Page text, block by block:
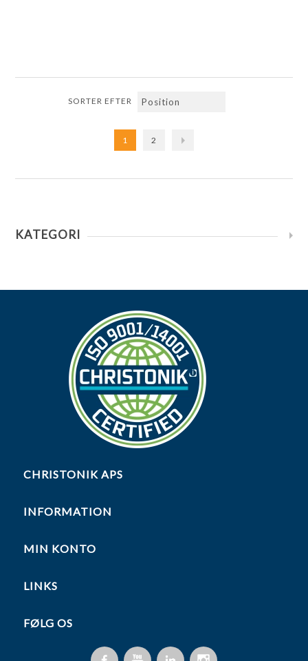
SORTER EFTER
1 2
KATEGORI
CHRISTONIK APS
INFORMATION
MIN KONTO
LINKS
FØLG OS